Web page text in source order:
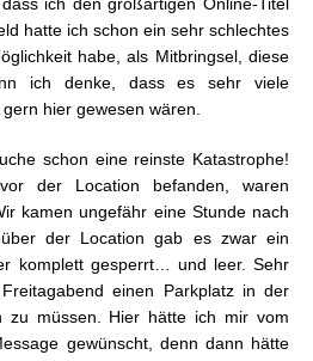
hatte ich schon ein sehr schlechtes
habe, als Mitbringsel, diese
ich denke, dass es sehr viele
hier gewesen wären.
schon eine reinste Katastrophe!
der Location befanden, waren
kamen ungefähr eine Stunde nach
der Location gab es zwar ein
komplett gesperrt… und leer. Sehr
einen Parkplatz in der
zu müssen. Hier hätte ich mir vom
gewünscht, denn dann hätte